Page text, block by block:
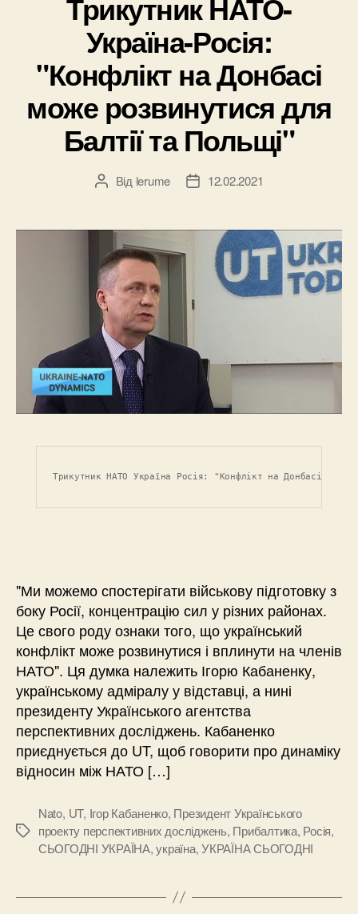
Україна-Росія:
"Конфлікт на Донбасі
може розвинутися для
Балтії та Польщі"
Автор
Від lerume
Дата12.02.2021
Трикутник НАТО Україна Росія: "Конфлікт на Донбасі може
"Ми можемо спостерігати військову підготовку з
боку Росії, концентрацію сил у різних районах.
Це свого роду ознаки того, що український
конфлікт може розвинутися і вплинути на членів
НАТО". Ця думка належить Ігорю Кабаненку,
українському адміралу у відставці, а нині
президенту Українського агентства
перспективних досліджень. Кабаненко
приєднується до UT, щоб говорити про динаміку
відносин між НАТО […]
Позначки
Nato, UT, Ігор Кабаненко, Президент Українського
проекту перспективних досліджень, Прибалтика, Росія,
СЬОГОДНІ УКРАЇНА,україна,УКРАЇНА СЬОГОДНІ